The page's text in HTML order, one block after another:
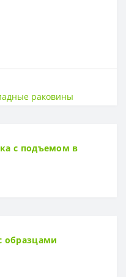
раковины
с подъемом в
образцами